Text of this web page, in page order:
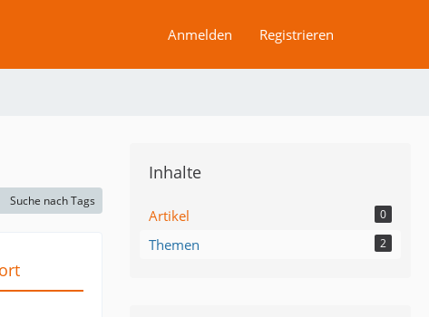
Anmelden Registrieren
Suche nach Tags
Inhalte
Artikel 0
Themen 2